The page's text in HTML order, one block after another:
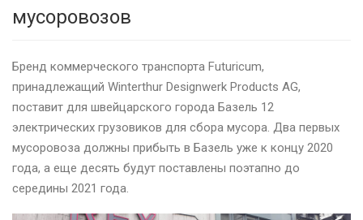
мусоровозов
Бренд коммерческого транспорта Futuricum,
принадлежащий Winterthur Designwerk Products AG,
поставит для швейцарского города Базель 12
электрических грузовиков для сбора мусора. Два первых
мусоровоза должны прибыть в Базель уже к концу 2020
года, а еще десять будут поставлены поэтапно до
середины 2021 года.